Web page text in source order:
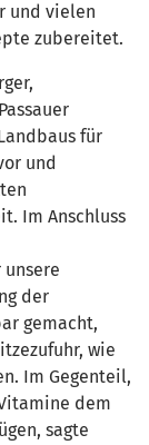
und vielen
zubereitet.
für
und
Im Anschluss
der
gemacht,
wie
Im Gegenteil,
dem
sagte